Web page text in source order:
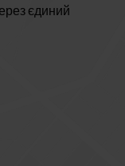
єдиний